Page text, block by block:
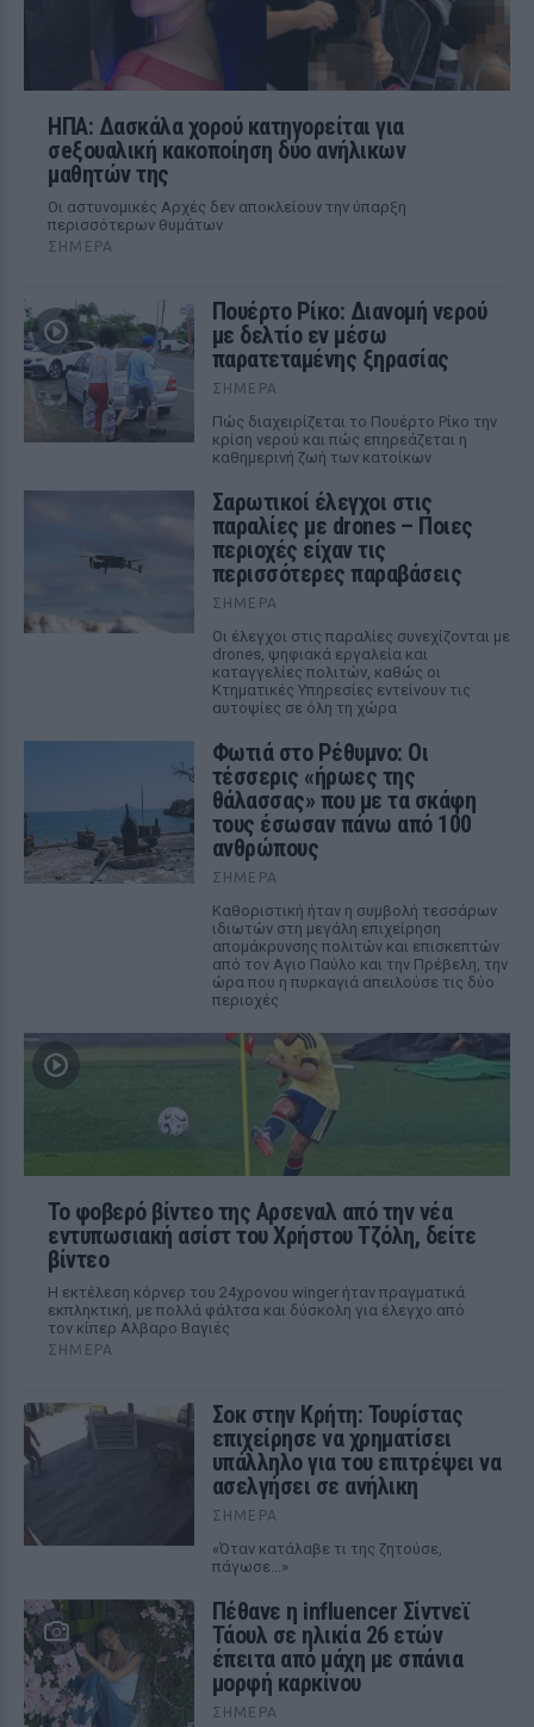
ΗΠΑ: Δασκάλα χορού κατηγορείται για
σeξουαλική κακοποίηση δύο ανήλικων
μαθητών της
Οι αστυνομικές Αρχές δεν αποκλείουν την ύπαρξη
περισσότερων θυμάτων
ΣΉΜΕΡΑ
Πουέρτο Ρίκο: Διανομή νερού
με δελτίο εν μέσω
παρατεταμένης ξηρασίας
ΣΉΜΕΡΑ
Πώς διαχειρίζεται το Πουέρτο Ρίκο την
κρίση νερού και πώς επηρεάζεται η
καθημερινή ζωή των κατοίκων
Σαρωτικοί έλεγχοι στις
παραλίες με drones – Ποιες
περιοχές είχαν τις
περισσότερες παραβάσεις
ΣΉΜΕΡΑ
Οι έλεγχοι στις παραλίες συνεχίζονται με
drones, ψηφιακά εργαλεία και
καταγγελίες πολιτών, καθώς οι
Κτηματικές Υπηρεσίες εντείνουν τις
αυτοψίες σε όλη τη χώρα
Φωτιά στο Ρέθυμνο: Οι
τέσσερις «ήρωες της
θάλασσας» που με τα σκάφη
τους έσωσαν πάνω από 100
ανθρώπους
ΣΉΜΕΡΑ
Καθοριστική ήταν η συμβολή τεσσάρων
ιδιωτών στη μεγάλη επιχείρηση
απομάκρυνσης πολιτών και επισκεπτών
από τον Αγιο Παύλο και την Πρέβελη, την
ώρα που η πυρκαγιά απειλούσε τις δύο
περιοχές
Το φοβερό βίντεο της Αρσεναλ από την νέα
εντυπωσιακή ασίστ του Χρήστου Τζόλη, δείτε
βίντεο
Η εκτέλεση κόρνερ του 24χρονου winger ήταν πραγματικά
εκπληκτική, με πολλά φάλτσα και δύσκολη για έλεγχο από
τον κίπερ Αλβαρο Βαγιές
ΣΉΜΕΡΑ
Σοκ στην Κρήτη: Τουρίστας
επιχείρησε να χρηματίσει
υπάλληλο για του επιτρέψει να
ασελγήσει σε ανήλικη
ΣΉΜΕΡΑ
«Όταν κατάλαβε τι της ζητούσε,
πάγωσε...»
Πέθανε η influencer Σίντνεϊ
Τάουλ σε ηλικία 26 ετών
έπειτα από μάχη με σπάνια
μορφή καρκίνου
ΣΉΜΕΡΑ